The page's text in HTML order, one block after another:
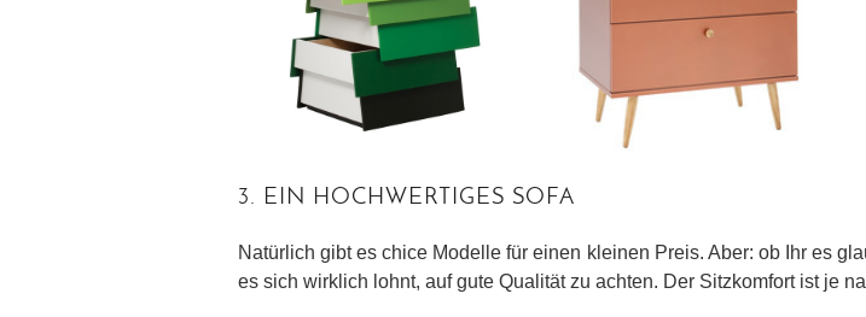
3. EIN HOCHWERTIGES SOFA
Natürlich gibt es chice Modelle für einen kleinen Preis. Aber: ob Ihr es
es sich wirklich lohnt, auf gute Qualität zu achten. Der Sitzkomfort ist je